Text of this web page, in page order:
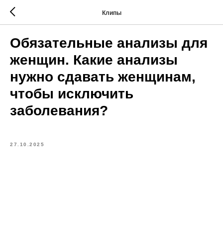
Клипы
Обязательные анализы для
женщин. Какие анализы
нужно сдавать женщинам,
чтобы исключить
заболевания?
27.10.2025